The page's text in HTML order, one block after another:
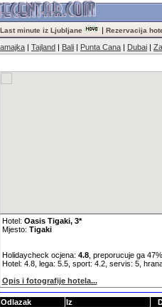
Last minute iz Ljubljane | Rezervacija
| Tajland | Bali | Punta Cana | Dubai |
Hotel: Oasis Tigaki, 3*
Mjesto: Tigaki
Holidaycheck ocjena: 4.8, preporucuje ga
Hotel: 4.8, lega: 5.5, sport: 4.2, servis: 5,
Opis i fotografije hotela...
Odlazak Iz